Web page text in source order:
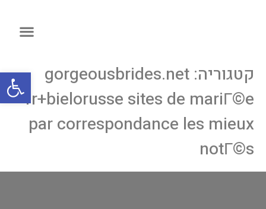
קטגוריה: gorgeousbrides.net
fr+bielorusse sites de mariГ©e
par correspondance les mieux
notГ©s